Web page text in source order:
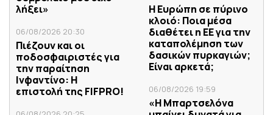
λήξει»
06/08/2026 20:30
Πιέζουν και οι
ποδοσφαιριστές για
την παραίτηση
Ινφαντίνο: Η
επιστολή της FIFPRO!
Η Ευρώπη σε πύρινο
κλοιό: Ποια μέσα
διαθέτει η ΕΕ για την
καταπολέμηση των
δασικών πυρκαγιών;
Είναι αρκετά;
06/08/2026 19:59
«Η Μπαρτσελόνα